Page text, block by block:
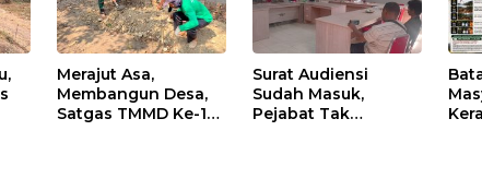
Merajut Asa,
Membangun Desa,
Satgas TMMD Ke-129
Surat Audiensi
Sudah Masuk,
Pejabat Tak